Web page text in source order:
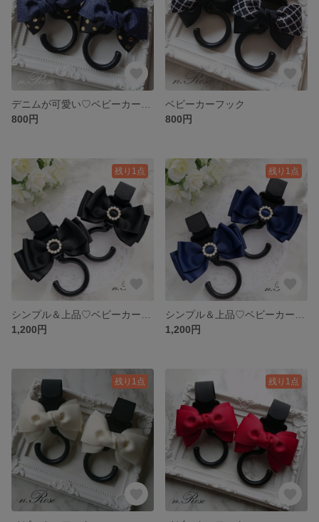
800円
ベビーカーフック
800円
残り1点
1,200円
残り1点
1,200円
残り1点 残り1点